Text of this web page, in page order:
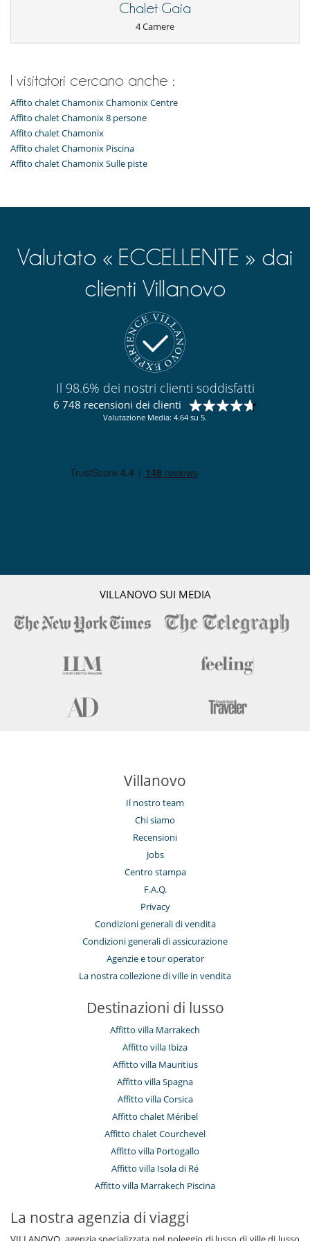
Lavatrice
Cucinati da solo
Per la vostra comodità e convenienza
Area relax
Camini
Garage o posteggio privato
Sportello di sci
Chalet Gaia
4 Camere
I visitatori cercano anche :
Affito chalet Chamonix Chamonix Centre
Affito chalet Chamonix 8 persone
Affito chalet Chamonix
Affito chalet Chamonix Piscina
Affito chalet Chamonix Sulle piste
Valutato « ECCELLENTE » dai
clienti Villanovo
Il 98.6% dei nostri clienti soddisfatti
6 748 recensioni dei clienti
Valutazione Media: 4.64 su 5.
VILLANOVO SUI MEDIA
Villanovo
Il nostro team
Chi siamo
Recensioni
Jobs
Centro stampa
F.A.Q.
Privacy
Condizioni generali di vendita
Condizioni generali di assicurazione
Agenzie e tour operator
La nostra collezione di ville in vendita
Destinazioni di lusso
Affitto villa Marrakech
Affitto villa Ibiza
Affitto villa Mauritius
Affitto villa Spagna
Affitto villa Corsica
Affitto chalet Méribel
Affitto chalet Courchevel
Affitto villa Portogallo
Affitto villa Isola di Ré
Affitto villa Marrakech Piscina
La nostra agenzia di viaggi